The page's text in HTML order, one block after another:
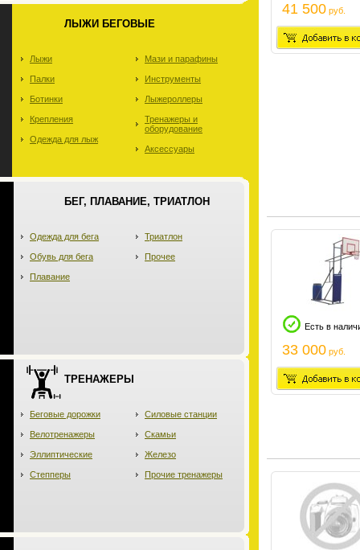
ЛЫЖИ БЕГОВЫЕ
Лыжи
Палки
Ботинки
Крепления
Одежда для лыж
Мази и парафины
Инструменты
Лыжероллеры
Тренажеры и
оборудование
Аксессуары
БЕГ, ПЛАВАНИЕ, ТРИАТЛОН
Одежда для бега
Обувь для бега
Плавание
Триатлон
Прочее
ТРЕНАЖЕРЫ
Беговые дорожки
Велотренажеры
Эллиптические
Степперы
Силовые станции
Скамьи
Железо
Прочие тренажеры
41 500 руб.
Есть в
33 000 руб.